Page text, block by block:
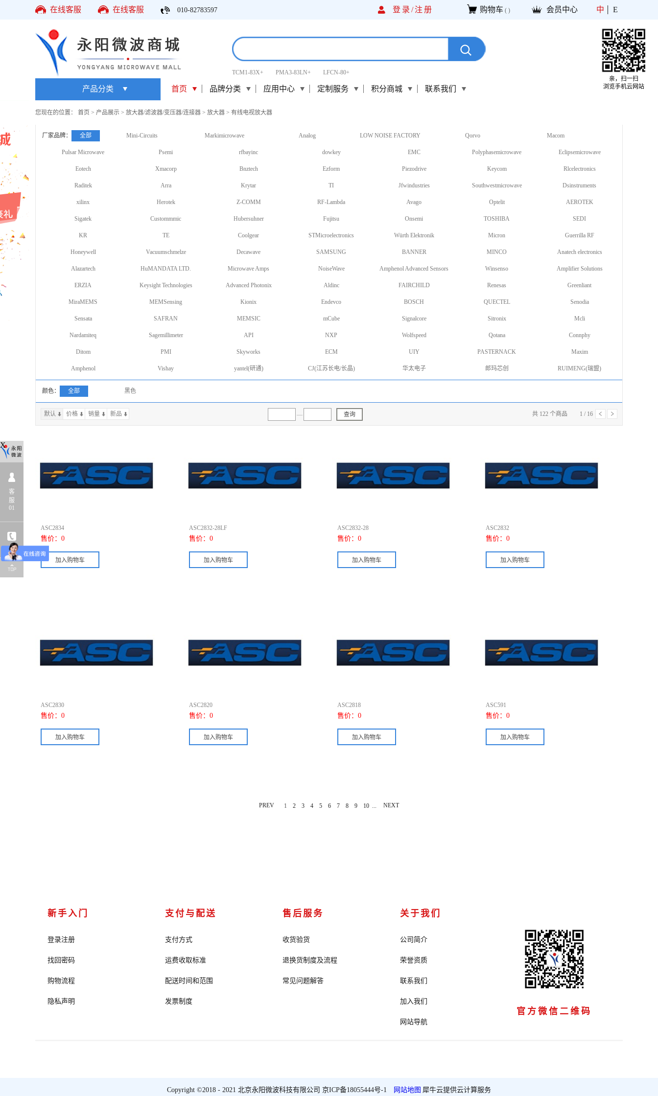
在线客服 在线客服 010-82783597 登录/注册 购物车 ( ) 会员中心 中 E
TCM1-83X+ PMA3-83LN+ LFCN-80+
产品分类 首页 品牌分类 应用中心 定制服务 积分商城 联系我们
您现在的位置： 首页 > 产品展示 > 放大器/滤波器/变压器/连接器 > 放大器 > 有线电视放大器
厂家品牌： 全部 Mini-Circuits Markimicrowave Analog LOW NOISE FACTORY Qorvo Macom
Pulsar Microwave Psemi rfbayinc dowkey EMC Polyphasemicrowave Eclipsemicrowave
Eotech Xmacorp Bnztech Ezform Piezodrive Keycom Rlcelectronics
Raditek Arra Krytar TI Jfwindustries Southwestmicrowave Dsinstruments
xilinx Herotek Z-COMM RF-Lambda Avago Optelit AEROTEK
Sigatek Custommmic Hubersuhner Fujitsu Onsemi TOSHIBA SEDI
KR TE Coolgear STMicroelectronics Würth Elektronik Micron Guerrilla RF
Honeywell Vacuumschmelze Decawave SAMSUNG BANNER MINCO Anatech electronics
Alazartech HuMANDATA LTD. Microwave Amps NoiseWave Amphenol Advanced Sensors Winsenso Amplifier Solutions
ERZIA Keysight Technologies Advanced Photonix Aldinc FAIRCHILD Renesas Greenliant
MiraMEMS MEMSensing Kionix Endevco BOSCH QUECTEL Senodia
Sensata SAFRAN MEMSIC mCube Signalcore Sitronix Mcli
Nardamiteq Sagemillimeter API NXP Wolfspeed Qotana Connphy
Ditom PMI Skyworks ECM UIY PASTERNACK Maxim
Amphenol Vishay yantel(研通) CJ(江苏长电/长晶) 华太电子 郎玛芯创 RUIMENG(瑞盟)
颜色： 全部 黑色
默认 价格 销量 新品 — 查询 共 122 个商品 1 / 16
上一页下一页
ASC2834
售价： 0
ASC2832-28LF
售价： 0
ASC2832-28
售价： 0
ASC2832
售价： 0
ASC2830
售价： 0
ASC2820
售价： 0
ASC2818
售价： 0
ASC591
售价： 0
PREV 1 2 3 4 5 6 7 8 9 10 NEXT
新手入门
登录注册
找回密码
购物流程
隐私声明
支付与配送
支付方式
运费收取标准
配送时间和范围
发票制度
售后服务
收货验货
退换货制度及流程
常见问题解答
关于我们
公司简介
荣誉资质
联系我们
加入我们
网站导航
官方微信二维码
Copyright ©2018 - 2021 北京永阳微波科技有限公司 京ICP备18055444号-1 网站地图 犀牛云提供云计算服务
X
客
服
01
亲，扫一扫
浏览手机云网站